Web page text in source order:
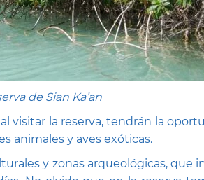
de Sian Ka’an
la reserva, tendrán la
animales y aves exóticas.
y zonas arqueológicas, que